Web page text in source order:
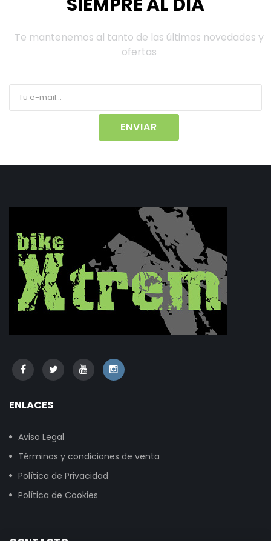
Te mantenemos al tanto de las últimas novedades y
ofertas
ENVIAR
ENLACES
Aviso Legal
Términos y condiciones de venta
Política de Privacidad
Política de Cookies